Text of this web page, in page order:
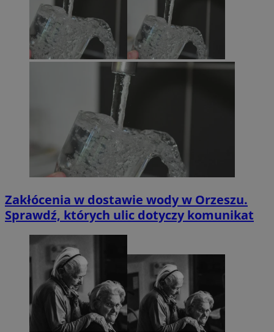
Zakłócenia w dostawie wody w Orzeszu.
Sprawdź, których ulic dotyczy komunikat